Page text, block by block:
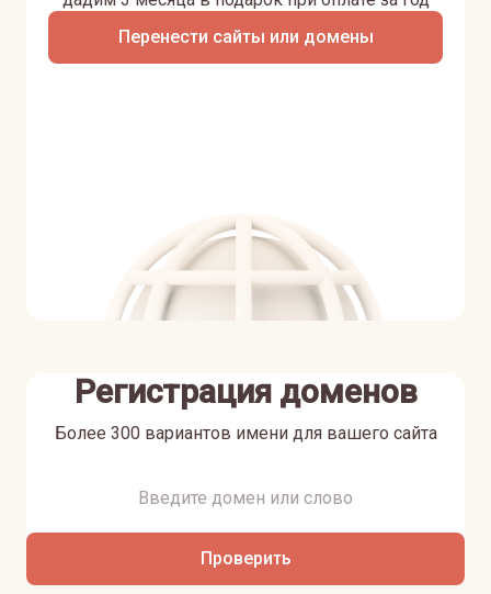
Перенести сайты или домены
Регистрация доменов
Более 300 вариантов имени для вашего сайта
Проверить